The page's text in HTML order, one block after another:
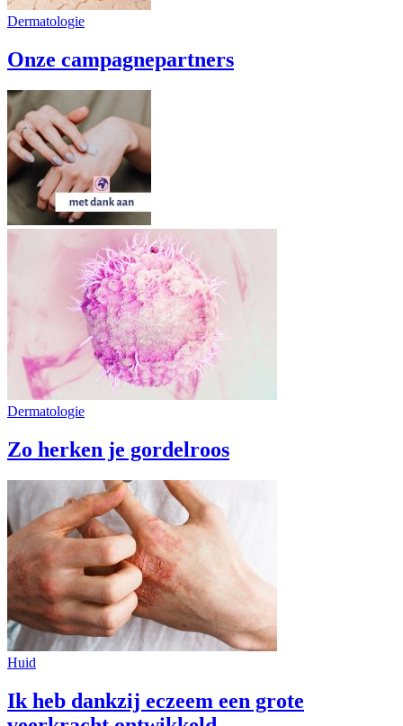
Dermatologie
Onze campagnepartners
Dermatologie
Zo herken je gordelroos
Huid
Ik heb dankzij eczeem een grote